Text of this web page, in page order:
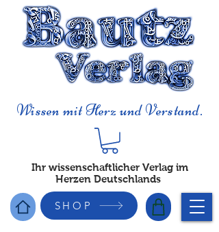
Wissen mit Herz und Verstand.
Ihr wissenschaftlicher Verlag im
Herzen Deutschlands
SHOP